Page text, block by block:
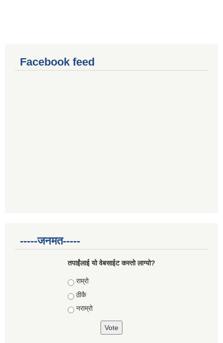
Facebook feed
-----जनमत-----
तपाईंलाई यो वेबसाईट कस्तो लाग्यो?
Choices
राम्रो
ठीकै
नराम्रो